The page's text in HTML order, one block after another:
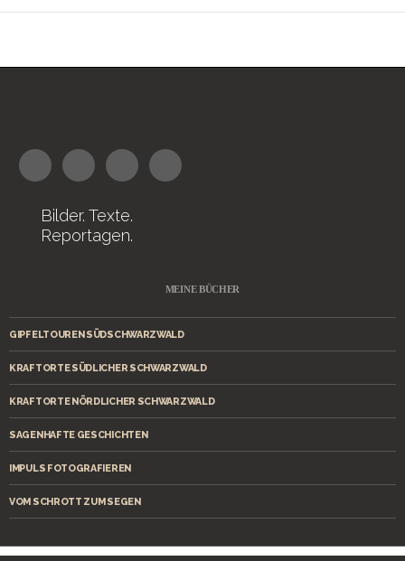
Bilder. Texte.
Reportagen.
MEINE BÜCHER
GIPFELTOUREN SÜDSCHWARZWALD
KRAFTORTE SÜDLICHER SCHWARZWALD
KRAFTORTE NÖRDLICHER SCHWARZWALD
SAGENHAFTE GESCHICHTEN
IMPULS FOTOGRAFIEREN
VOM SCHROTT ZUM SEGEN